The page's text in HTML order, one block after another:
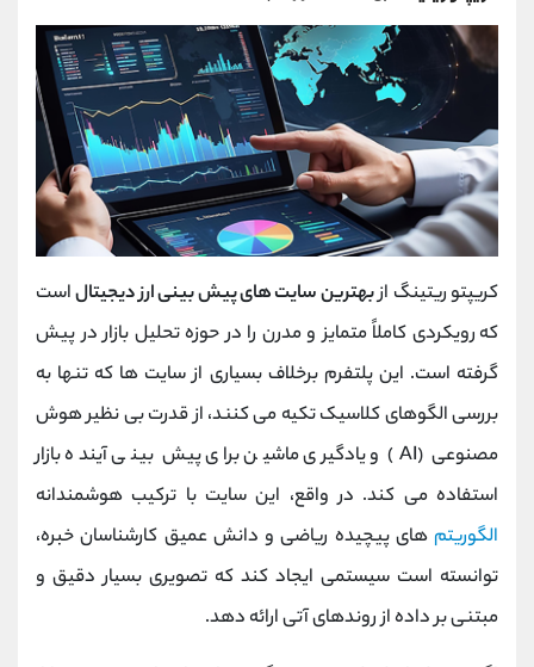
کریپتو ریتینگ ازبهترین سایت های پیش بینی ارز دیجیتالاست
که رویکردی کاملاً متمایز و مدرن را در حوزه تحلیل بازار در پیش
گرفته است. این پلتفرم برخلاف بسیاری از سایت ‌ها که تنها به
بررسی الگوهای کلاسیک تکیه می ‌کنند، از قدرت بی ‌نظیر هوش
مصنوعی (AI) و یادگیری ماشین برای پیش‌ بینی آینده بازار
استفاده می ‌کند. در واقع، این سایت با ترکیب هوشمندانه
الگوریتم ‌های پیچیده ریاضی و دانش عمیق کارشناسان خبره،
توانسته است سیستمی ایجاد کند که تصویری بسیار دقیق و
مبتنی بر داده از روندهای آتی ارائه دهد.